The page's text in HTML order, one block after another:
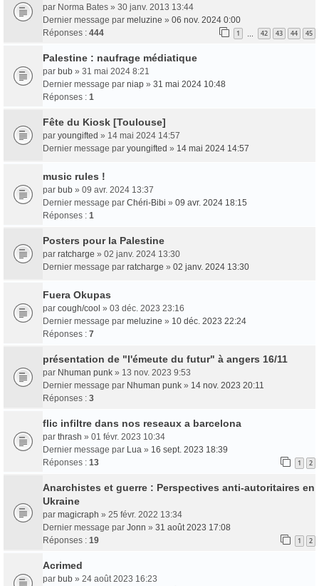
par Norma Bates » 30 janv. 2013 13:44
Dernier message par meluzine » 06 nov. 2024 0:00
Réponses : 444 1 42 43 44 45
Palestine : naufrage médiatique
par bub » 31 mai 2024 8:21
Dernier message par niap » 31 mai 2024 10:48
Réponses : 1
Fête du Kiosk [Toulouse]
par youngifted » 14 mai 2024 14:57
Dernier message par youngifted » 14 mai 2024 14:57
music rules !
par bub » 09 avr. 2024 13:37
Dernier message par Chéri-Bibi » 09 avr. 2024 18:15
Réponses : 1
Posters pour la Palestine
par ratcharge » 02 janv. 2024 13:30
Dernier message par ratcharge » 02 janv. 2024 13:30
Fuera Okupas
par cough/cool » 03 déc. 2023 23:16
Dernier message par meluzine » 10 déc. 2023 22:24
Réponses : 7
présentation de "l'émeute du futur" à angers 16/11
par Nhuman punk » 13 nov. 2023 9:53
Dernier message par Nhuman punk » 14 nov. 2023 20:11
Réponses : 3
flic infiltre dans nos reseaux a barcelona
par thrash » 01 févr. 2023 10:34
Dernier message par Lua » 16 sept. 2023 18:39
Réponses : 13 1 2
Anarchistes et guerre : Perspectives anti-autoritaires en
Ukraine
par magicraph » 25 févr. 2022 13:34
Dernier message par Jonn » 31 août 2023 17:08
Réponses : 19 1 2
Acrimed
par bub » 24 août 2023 16:23